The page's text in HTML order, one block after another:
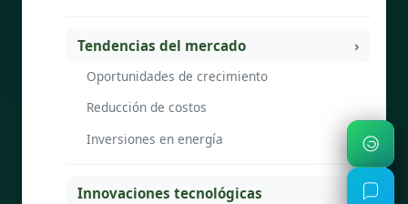
Tendencias del mercado
Oportunidades de crecimiento
Reducción de costos
Inversiones en energía
Innovaciones tecnológicas